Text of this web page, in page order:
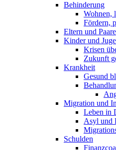
Behinderung
Wohnen,
Fördern,
Eltern und Paare
Kinder und
Krisen
Zukunft
Krankheit
Gesund
Migration und
Leben in
Asyl und
Schulden